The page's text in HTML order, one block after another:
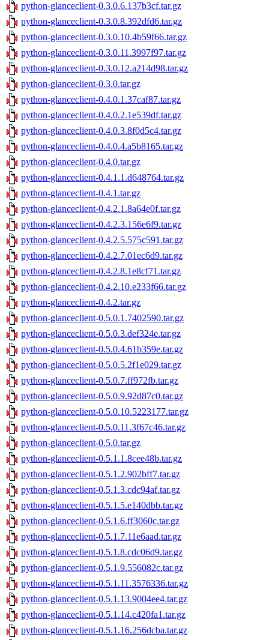
python-glanceclient-0.3.0.6.137b3cf.tar.gz
python-glanceclient-0.3.0.8.392dfd6.tar.gz
python-glanceclient-0.3.0.10.4b59f66.tar.gz
python-glanceclient-0.3.0.11.3997f97.tar.gz
python-glanceclient-0.3.0.12.a214d98.tar.gz
python-glanceclient-0.3.0.tar.gz
python-glanceclient-0.4.0.1.37caf87.tar.gz
python-glanceclient-0.4.0.2.1e539df.tar.gz
python-glanceclient-0.4.0.3.8f0d5c4.tar.gz
python-glanceclient-0.4.0.4.a5b8165.tar.gz
python-glanceclient-0.4.0.tar.gz
python-glanceclient-0.4.1.1.d648764.tar.gz
python-glanceclient-0.4.1.tar.gz
python-glanceclient-0.4.2.1.8a64e0f.tar.gz
python-glanceclient-0.4.2.3.156e6f9.tar.gz
python-glanceclient-0.4.2.5.575c591.tar.gz
python-glanceclient-0.4.2.7.01ec6d9.tar.gz
python-glanceclient-0.4.2.8.1e8cf71.tar.gz
python-glanceclient-0.4.2.10.e233f66.tar.gz
python-glanceclient-0.4.2.tar.gz
python-glanceclient-0.5.0.1.7402590.tar.gz
python-glanceclient-0.5.0.3.def324e.tar.gz
python-glanceclient-0.5.0.4.61b359e.tar.gz
python-glanceclient-0.5.0.5.2f1e029.tar.gz
python-glanceclient-0.5.0.7.ff972fb.tar.gz
python-glanceclient-0.5.0.9.92d87c0.tar.gz
python-glanceclient-0.5.0.10.5223177.tar.gz
python-glanceclient-0.5.0.11.3f67c46.tar.gz
python-glanceclient-0.5.0.tar.gz
python-glanceclient-0.5.1.1.8cee48b.tar.gz
python-glanceclient-0.5.1.2.902bff7.tar.gz
python-glanceclient-0.5.1.3.cdc94af.tar.gz
python-glanceclient-0.5.1.5.e140dbb.tar.gz
python-glanceclient-0.5.1.6.ff3060c.tar.gz
python-glanceclient-0.5.1.7.11e6aad.tar.gz
python-glanceclient-0.5.1.8.cdc06d9.tar.gz
python-glanceclient-0.5.1.9.556082c.tar.gz
python-glanceclient-0.5.1.11.3576336.tar.gz
python-glanceclient-0.5.1.13.9004ee4.tar.gz
python-glanceclient-0.5.1.14.c420fa1.tar.gz
python-glanceclient-0.5.1.16.256dcba.tar.gz